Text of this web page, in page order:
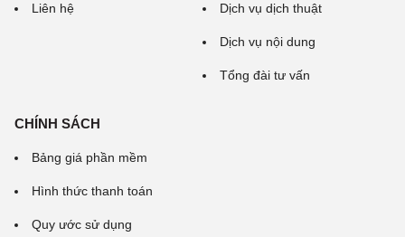
Liên hệ Dịch vụ dịch thuật
Dịch vụ nội dung
Tổng đài tư vấn
CHÍNH SÁCH
Bảng giá phần mềm
Hình thức thanh toán
Quy ước sử dụng